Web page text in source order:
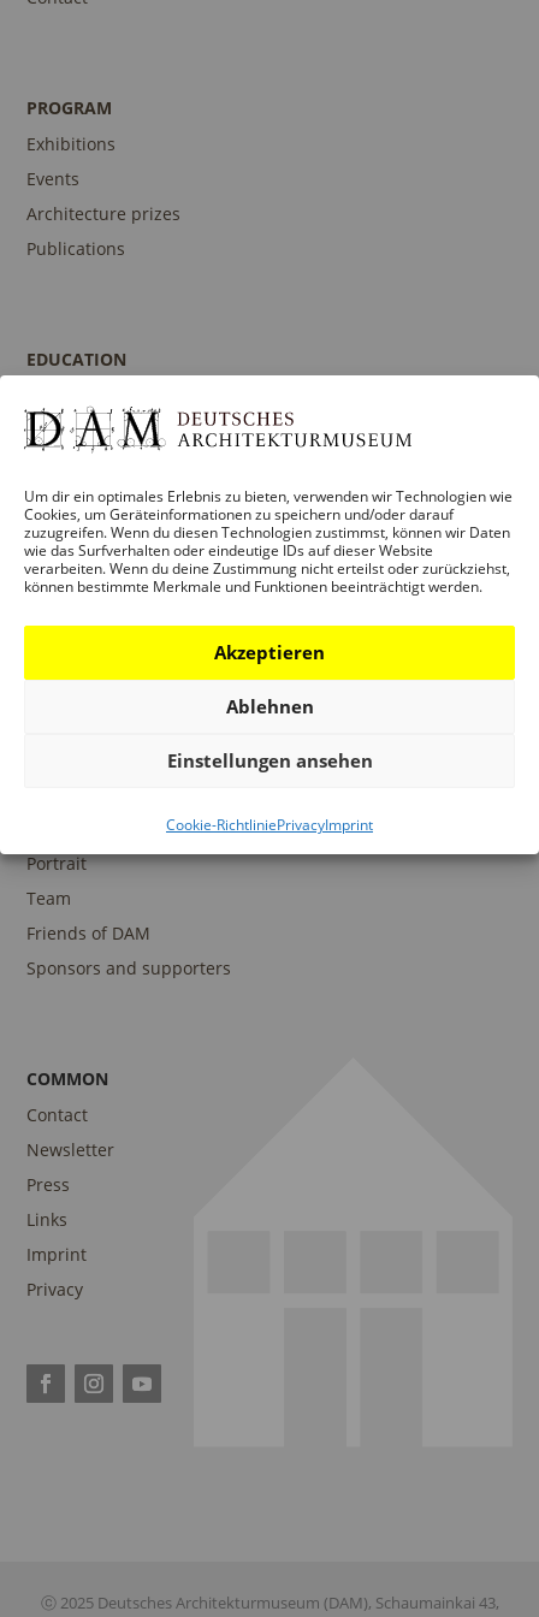
Um dir ein optimales Erlebnis zu bieten, verwenden wir Technologien wie
Cookies, um Geräteinformationen zu speichern und/oder darauf
zuzugreifen. Wenn du diesen Technologien zustimmst, können wir Daten
wie das Surfverhalten oder eindeutige IDs auf dieser Website
verarbeiten. Wenn du deine Zustimmung nicht erteilst oder zurückziehst,
können bestimmte Merkmale und Funktionen beeinträchtigt werden.
Akzeptieren
Ablehnen
Einstellungen ansehen
Cookie-RichtliniePrivacyImprint
PROGRAM
Exhibitions
Events
Architecture prizes
Publications
EDUCATION
Guidances and Tours
Contact person
DAM Digital Collection
Portrait
Team
Friends of DAM
Sponsors and supporters
COMMON
Contact
Newsletter
Press
Links
Imprint
Privacy
ⓒ 2025 Deutsches Architekturmuseum (DAM), Schaumainkai 43,